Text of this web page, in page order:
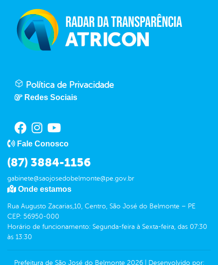
Política de Privacidade
Redes Sociais
Fale Conosco
(87) 3884-1156
gabinete@saojosedobelmonte@pe.gov.br
Onde estamos
Rua Augusto Zacarias,10, Centro, São José do Belmonte – PE
CEP: 56950-000
Horário de funcionamento: Segunda-feira à Sexta-feira, das 07:30
às 13:30
Prefeitura de São José do Belmonte 2026| Desenvolvido por: